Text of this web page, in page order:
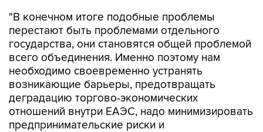
"В конечном итоге подобные проблемы
перестают быть проблемами отдельного
государства, они становятся общей проблемой
всего объединения. Именно поэтому нам
необходимо своевременно устранять
возникающие барьеры, предотвращать
деградацию торгово-экономических
отношений внутри ЕАЭС, надо минимизировать
предпринимательские риски и